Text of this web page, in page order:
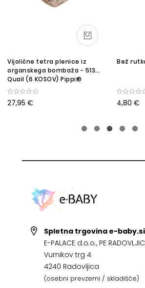
Vijolične tetra plenice iz
organskega bombaža - 5130
Quail (6 KOSOV) Pippi®
27,95 €
Bež
4,80 €
Spletna trgovina e-baby.si
E-PALACE d.o.o., PE
Vurnikov trg 4
4240 Radovljica
(osebni prevzemi / skladišče)